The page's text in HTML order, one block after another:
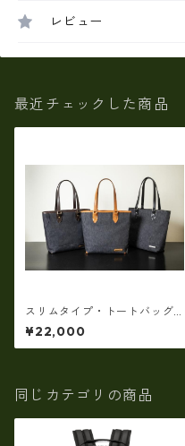
レビュー
最近チェックした商品
スリムタイプ・トートバッグ I
NNFITH 【ビジネス 軽量 多機
能トートバッグ】デニム縦ト
ートバッグ 大容量 自立 メンズ
¥22,000
同じカテゴリの商品